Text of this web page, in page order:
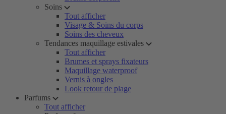
Soins
Tout afficher
Visage & Soins du corps
Soins des cheveux
Tendances maquillage estivales
Tout afficher
Brumes et sprays fixateurs
Maquillage waterproof
Vernis à ongles
Look retour de plage
Parfums
Tout afficher